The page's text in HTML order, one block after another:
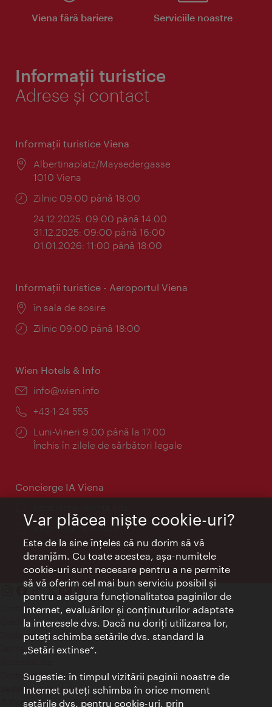
Viena fără bariere Serviciile noastre
Informații turistice
Adrese și contact
Informaţii turistice Viena
Locul:
Albertinaplatz/Maysedergasse
1010 Viena
Program:
Zilnic 09:00 până 18:00
24.12.2025: 09:00 până 14:00
31.12.2025: 09:00 până 16:00
01.01.2026: 11:00 până 18:00
Informaţii turistice - Aeroportul Viena
Locul:
în sala de sosire
Program:
Zilnic 09:00 până 18:00
Wien Hotels & Info
E-
info@wien.info
Telefon:
+43-1-24 555
Program:
Luni-Vineri 9:00 până la 17:00
Închis în zilele de sărbători legale
Concierge IA Viena
Informații non-stop
Contact
Credits
Declaraţie privind protecţia datelor
Terms of Use
Contact presa
Setări module cookie
© Copyright Wien Tourismus
V-ar plăcea nişte cookie-uri?
Este de la sine înţeles că nu dorim să vă
deranjăm. Cu toate acestea, aşa-numitele
cookie-uri sunt necesare pentru a ne permite
să vă oferim cel mai bun serviciu posibil şi
pentru a asigura funcţionalitatea paginilor de
Internet, evaluărilor şi conţinuturilor adaptate
la interesele dvs. Dacă nu doriţi utilizarea lor,
puteţi schimba setările dvs. standard la
„Setări extinse“.
Sugestie: în timpul vizitării paginii noastre de
Internet puteţi schimba în orice moment
setările dvs. pentru cookie-uri, prin